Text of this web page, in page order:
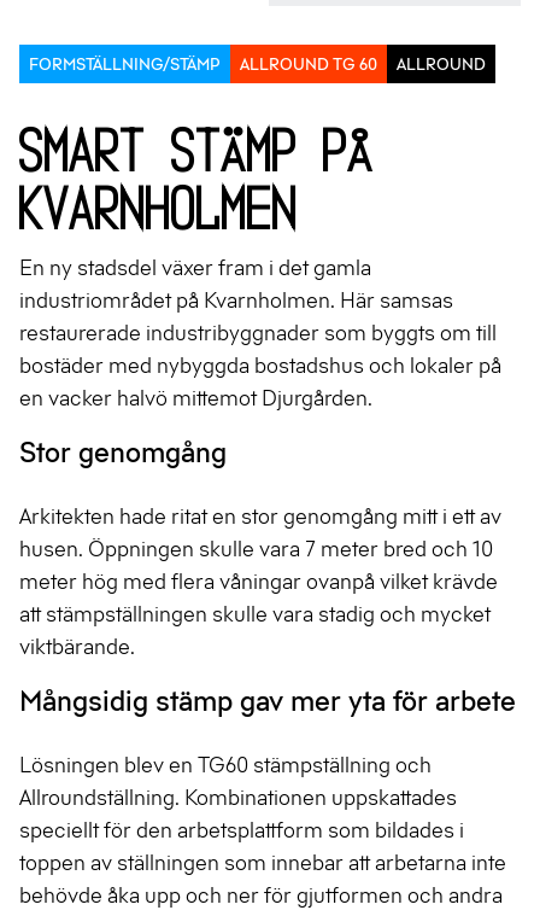
FORMSTÄLLNING/STÄMP ALLROUND TG 60 ALLROUND
Smart stämp på
Kvarnholmen
En ny stadsdel växer fram i det gamla
industriområdet på Kvarnholmen. Här samsas
restaurerade industribyggnader som byggts om till
bostäder med nybyggda bostadshus och lokaler på
en vacker halvö mittemot Djurgården.
Stor genomgång
Arkitekten hade ritat en stor genomgång mitt i ett av
husen. Öppningen skulle vara 7 meter bred och 10
meter hög med flera våningar ovanpå vilket krävde
att stämpställningen skulle vara stadig och mycket
viktbärande.
Mångsidig stämp gav mer yta för arbete
Lösningen blev en TG60 stämpställning och
Allroundställning. Kombinationen uppskattades
speciellt för den arbetsplattform som bildades i
toppen av ställningen som innebar att arbetarna inte
behövde åka upp och ner för gjutformen och andra